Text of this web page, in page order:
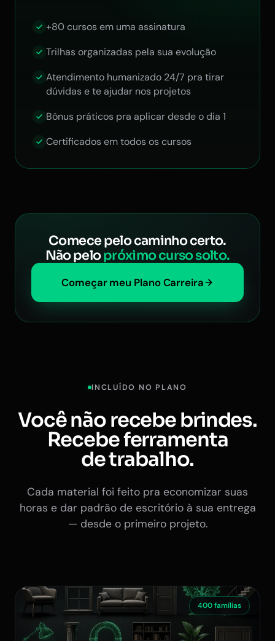
+80 cursos em uma assinatura
Trilhas organizadas pela sua evolução
Atendimento humanizado 24/7 pra tirar
dúvidas e te ajudar nos projetos
Bônus práticos pra aplicar desde o dia 1
Certificados em todos os cursos
Comece pelo caminho certo.
Não pelopróximo curso solto.
Começar meu Plano Carreira
INCLUÍDO NO PLANO
Você não recebe brindes.
Recebe ferramenta
de trabalho.
Cada material foi feito pra economizar suas
horas e dar padrão de escritório à sua entrega
— desde o primeiro projeto.
400 famílias